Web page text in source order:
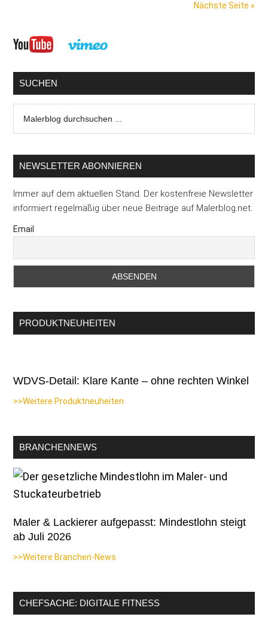
Nächste Seite »
Seitenspalte
SUCHEN
durchsuchen
NEWSLETTER ABONNIEREN
Immer auf dem aktuellen Stand. Der kostenfreie Newsletter
informiert regelmäßig über neue Beiträge auf Malerblog.net.
Email
PRODUKTNEUHEITEN
WDVS-Detail: Klare Kante – ohne rechten Winkel
>>Weitere Produktneuheiten
BRANCHENNEWS
Maler & Lackierer aufgepasst: Mindestlohn steigt
ab Juli 2026
>>Weitere Branchen-News
CHEFSACHE: DIGITALE FITNESS